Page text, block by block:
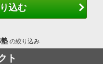
込む
の絞り込み
ト